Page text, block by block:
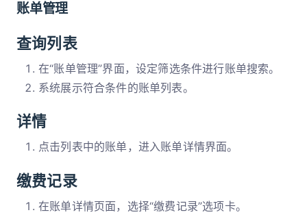
账单管理
查询列表
在“账单管理”界面，设定筛选条件进行账单搜索。
系统展示符合条件的账单列表。
详情
点击列表中的账单，进入账单详情界面。
缴费记录
在账单详情页面，选择“缴费记录”选项卡。